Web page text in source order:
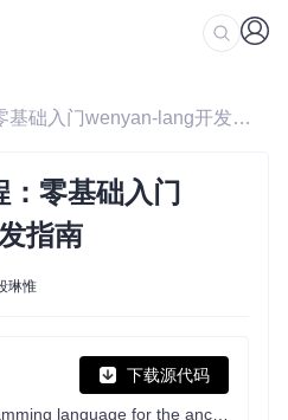
/ 5步精通文言编程：零基础入门wenyan-lang开发指南
零基础入门
指南
琳惟
下载源代码